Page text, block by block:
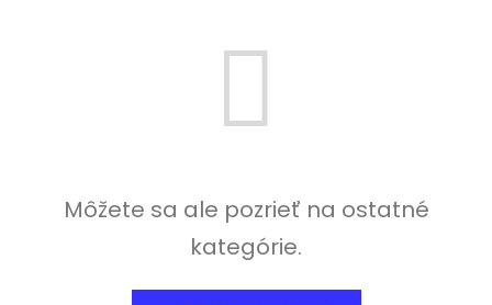
Môžete sa ale pozrieť na ostatné
kategórie.